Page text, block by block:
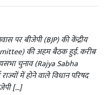
पर बीजेपी (BJP) की केंद्रीय
की अहम बैठक हुई. करीब
चुनाव (Rajya Sabha
में होने वाले विधान परिषद
[…]